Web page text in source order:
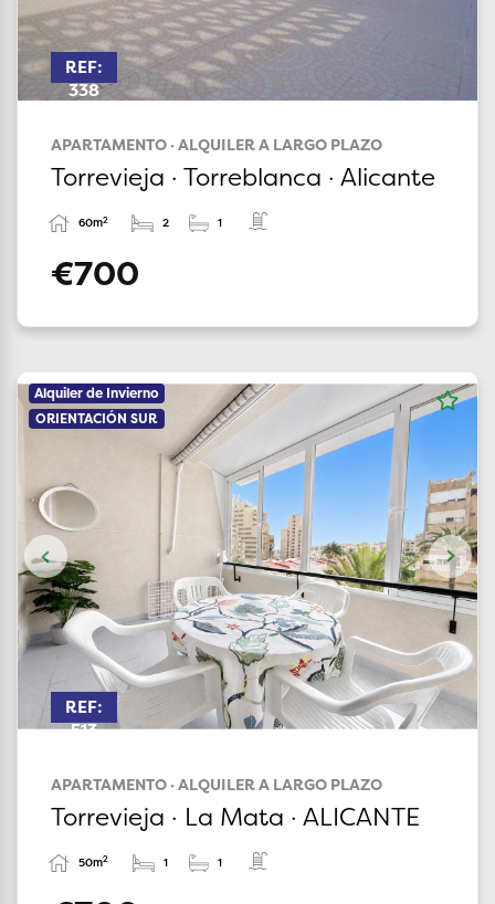
REF:
338
APARTAMENTO · ALQUILER A LARGO PLAZO
Torrevieja · Torreblanca · Alicante
60m2 2 1
€700
Alquiler de Invierno
ORIENTACIÓN SUR
REF:
513
APARTAMENTO · ALQUILER A LARGO PLAZO
Torrevieja · La Mata · ALICANTE
50m2 1 1